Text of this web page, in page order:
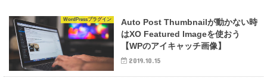
WordPressプラグイン
Auto Post Thumbnailが動かない時
はXO Featured Imageを使おう
【WPのアイキャッチ画像】
2019.10.15